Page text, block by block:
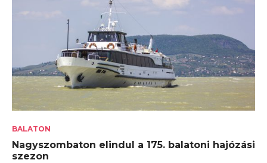
BALATON
Nagyszombaton elindul a 175. balatoni hajózási
szezon